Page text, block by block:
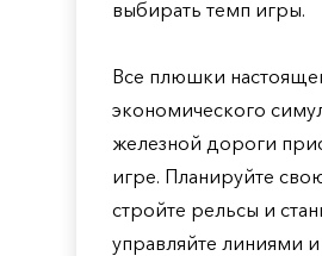
выбирать темп игры.
Все плюшки
экономического
железной дороги
игре. Планируйте
стройте рельсы и
управляйте линиями